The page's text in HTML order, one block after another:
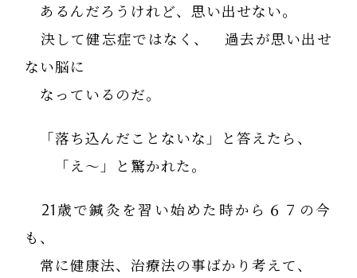
あるんだろうけれど、思い出せない。
決して健忘症ではなく、 過去が思い出せ
ない脳に
なっているのだ。
「落ち込んだことないな」と答えたら、
「え～」と驚かれた。
21歳で鍼灸を習い始めた時から６７の今
も、
常に健康法、治療法の事ばかり考えて、